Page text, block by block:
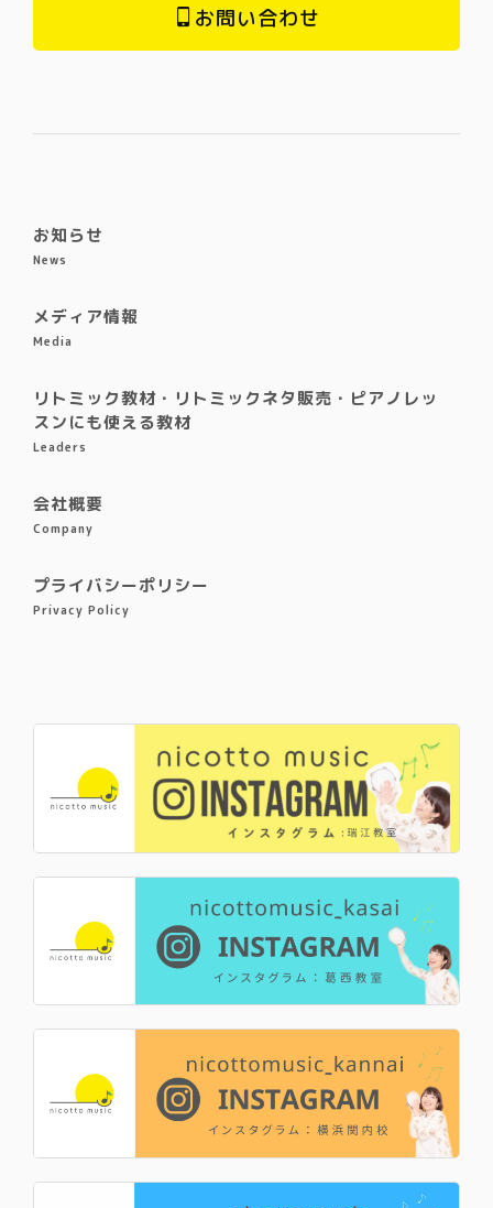
お問い合わせ
お知らせ
News
メディア情報
Media
リトミック教材・リトミックネタ販売・ピアノレッ
スンにも使える教材
Leaders
会社概要
Company
プライバシーポリシー
Privacy Policy